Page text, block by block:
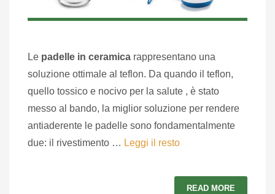
Le padelle in ceramica rappresentano una
soluzione ottimale al teflon. Da quando il teflon,
quello tossico e nocivo per la salute , è stato
messo al bando, la miglior soluzione per rendere
antiaderente le padelle sono fondamentalmente
due: il rivestimento … Leggi il resto
READ MORE